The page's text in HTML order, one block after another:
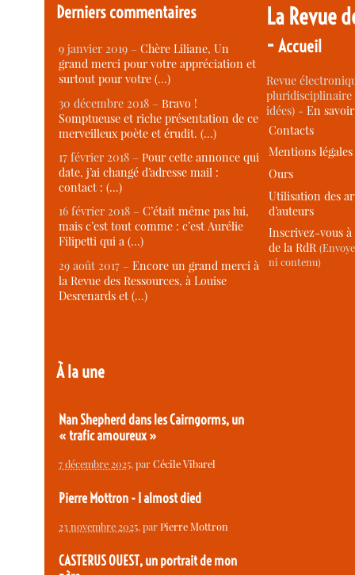
Derniers commentaires
9 janvier 2019 –Chère Liliane, Un
grand merci pour votre appréciation et
surtout pour votre (…)
30 décembre 2018 –Bravo !
Somptueuse et riche présentation de ce
merveilleux poète et érudit. (…)
17 février 2018 –Pour cette annonce qui
date, j’ai changé d’adresse mail :
contact : (…)
16 février 2018 –C’était même pas lui,
mais c’est tout comme : c’est Aurélie
Filipetti qui a (…)
29 août 2017 –Encore un grand merci à
la Revue des Ressources, à Louise
Desrenards et (…)
À la une
Nan Shepherd dans les Cairngorms, un
« trafic amoureux »
7 décembre 2025, parCécile Vibarel
Pierre Mottron - I almost died
23 novembre 2025, parPierre Mottron
CASTERUS OUEST, un portrait de mon
La Revue
-Accueil
Revue
idées) -En
Contacts
Mentions légales
Ours
Utilisation des
d’auteurs
Inscrivez-vous
de la RdR
ni contenu)